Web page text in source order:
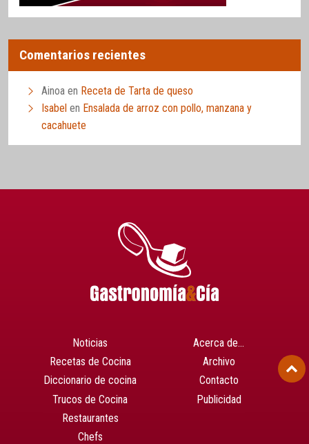
Comentarios recientes
Ainoa en Receta de Tarta de queso
Isabel en Ensalada de arroz con pollo, manzana y
cacahuete
Noticias
Recetas de Cocina
Diccionario de cocina
Trucos de Cocina
Restaurantes
Chefs
Acerca de…
Archivo
Contacto
Publicidad